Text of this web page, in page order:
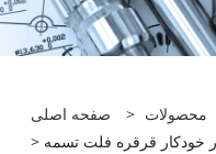
صفحه اصلی > محصولات